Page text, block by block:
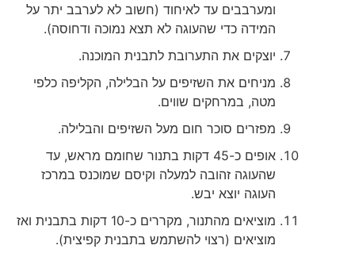
ומערבבים עד לאיחוד (חשוב לא לערבב יתר על
המידה כדי שהעוגה לא תצא נמוכה ודחוסה).
יוצקים את התערובת לתבנית המוכנה.
מניחים את השזיפים על הבלילה, הקליפה כלפי
מטה, במרחקים שווים.
מפזרים סוכר חום מעל השזיפים והבלילה.
אופים כ-45 דקות בתנור שחומם מראש, עד
שהעוגה זהובה למעלה וקיסם שמוכנס במרכז
העוגה יוצא יבש.
מוציאים מהתנור, מקררים כ-10 דקות בתבנית ואז
מוציאים (רצוי להשתמש בתבנית קפיצית).